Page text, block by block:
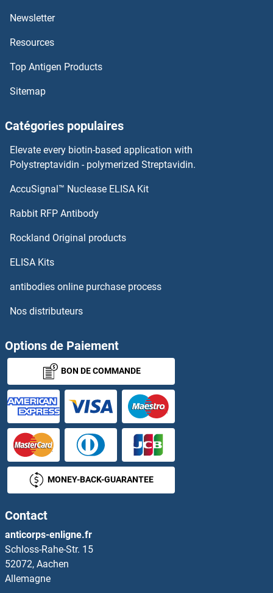
LYPD6 Anticorps
LYPD5 Anticorps
LYPD4 Anticorps
LYPD2 Anticorps
LYPD1 Anticorps
LYNX1 Anticorps
Lysophosphatidic Acid Receptor 5 Anticorps
Lysophosphatidylcholine Acyltransferase 4 Anticorps
Lysozyme 1 Anticorps
Lysozyme-Like 1 Anticorps
Lysozyme-Like 2 Anticorps
Lysozyme-Like 4 Anticorps
LYST Anticorps
LYVE1 Anticorps
LYZ Anticorps
LYZL6 Anticorps
LZIC Anticorps
Newsletter
Resources
Top Antigen Products
Sitemap
Catégories populaires
Elevate every biotin-based application with
Polystreptavidin - polymerized Streptavidin.
AccuSignal™ Nuclease ELISA Kit
Rabbit RFP Antibody
Rockland Original products
ELISA Kits
antibodies online purchase process
Nos distributeurs
Options de Paiement
BON DE COMMANDE
MONEY-BACK-GUARANTEE
Contact
anticorps-enligne.fr
Schloss-Rahe-Str. 15
52072, Aachen
Allemagne